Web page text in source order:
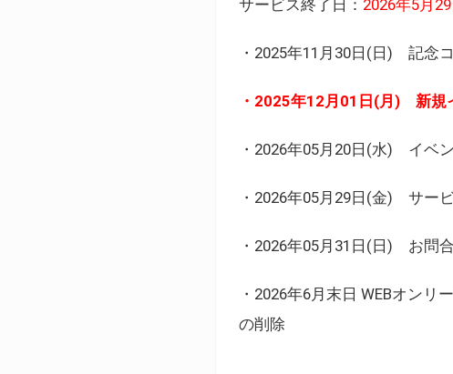
サービス終了日： 2026年5月29
・2025年11月30日(日) 記念
・2025年12月01日(月) 新規
・2026年05月20日(水) イベ
・2026年05月29日(金) サー
・2026年05月31日(日) お問
・2026年6月末日 WEBオン
の削除